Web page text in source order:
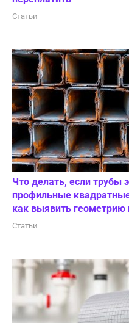
Статьи
Что делать, если трубы
профильные
как выявить геометрию
Статьи